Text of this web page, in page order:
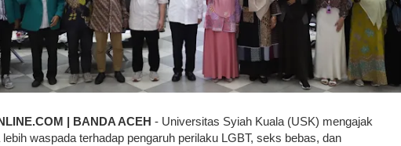
| BANDA ACEH - Universitas Syiah Kuala (USK) mengajak
waspada terhadap pengaruh perilaku LGBT, seks bebas, dan